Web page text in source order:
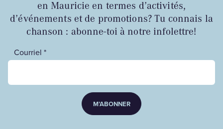
en Mauricie en termes d’activités,
d’événements et de promotions? Tu connais la
chanson : abonne-toi à notre infolettre!
Courriel *
M’ABONNER